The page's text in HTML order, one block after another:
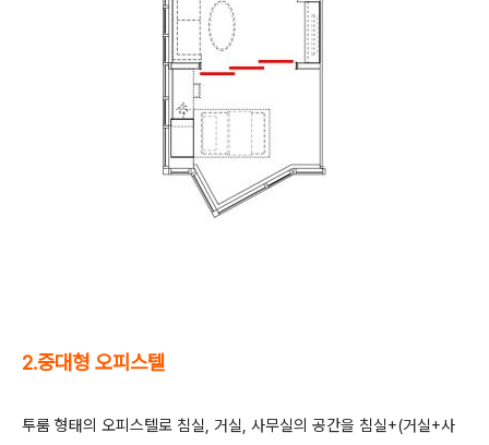
2.중대형 오피스텔
투룸 형태의 오피스텔로 침실, 거실, 사무실의 공간을 침실+(거실+사